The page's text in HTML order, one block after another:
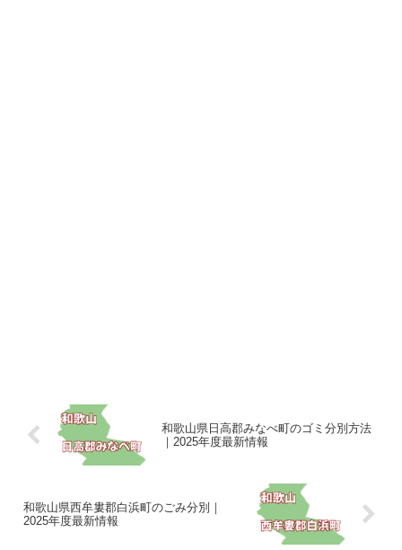
和歌山県日高郡みなべ町のゴミ分別方法
｜2025年度最新情報
和歌山県西牟婁郡白浜町のごみ分別｜
2025年度最新情報